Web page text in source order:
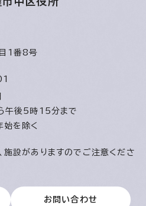
1番8号
午後5時15分まで
始を除く
設がありますのでご注意くださ
お問い合わせ